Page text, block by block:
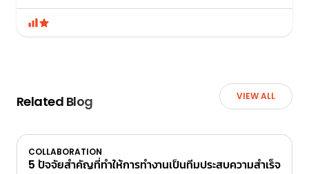
Related Blog VIEW ALL
COLLABORATION
5 ปัจจัยสำคัญที่ทำให้การทำงานเป็นทีมประสบความสำเร็จ